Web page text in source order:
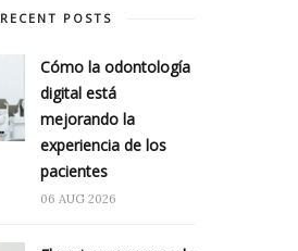
RECENT POSTS
Cómo la odontología
digital está
mejorando la
experiencia de los
pacientes
06 AUG 2026